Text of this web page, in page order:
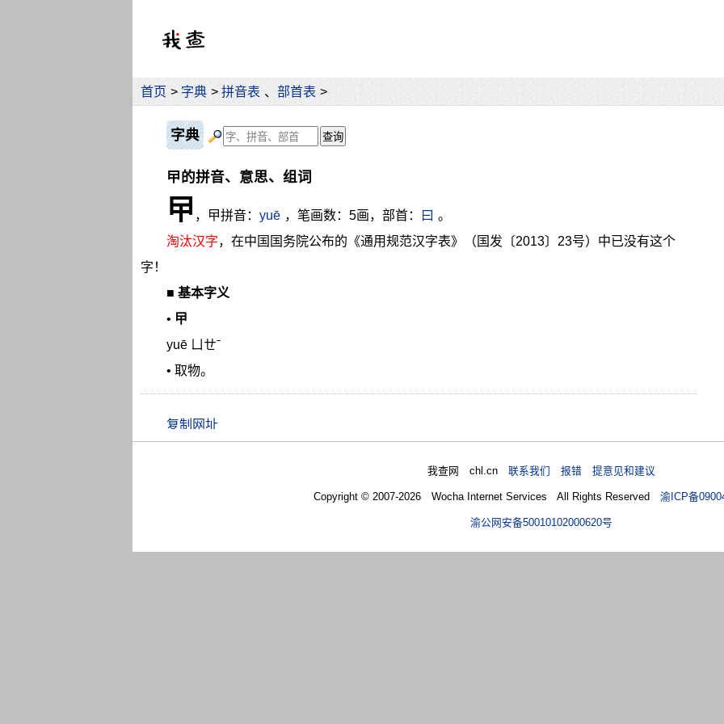
首页 > 字典 > 拼音表 、 部首表 >
字典
曱的拼音、意思、组词
曱 ，曱拼音： yuē ，笔画数：5画，部首： 曰 。
淘汰汉字，在中国国务院公布的《通用规范汉字表》（国发〔2013〕23号）中已没有这个
字！
■ 基本字义
• 曱
yuē ㄩㄝˉ
• 取物。
我查网 chl.cn联系我们 报错 提意见和建议
Copyright © 2007-2026 Wocha Internet Services All Rights Reserved渝ICP备
渝公网安备50010102000620号